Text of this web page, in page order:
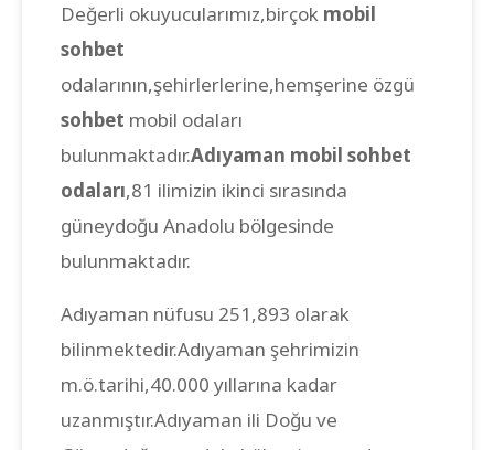
Değerli okuyucularımız,birçok mobil
sohbet
odalarının,şehirlerlerine,hemşerine özgü
sohbet mobil odaları
bulunmaktadır.Adıyaman mobil sohbet
odaları,81 ilimizin ikinci sırasında
güneydoğu Anadolu bölgesinde
bulunmaktadır.
Adıyaman nüfusu 251,893 olarak
bilinmektedir.Adıyaman şehrimizin
m.ö.tarihi,40.000 yıllarına kadar
uzanmıştır.Adıyaman ili Doğu ve